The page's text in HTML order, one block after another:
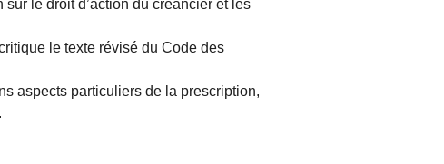
le droit d’action du créancier et les
le texte révisé du Code des
aspects particuliers de la prescription,